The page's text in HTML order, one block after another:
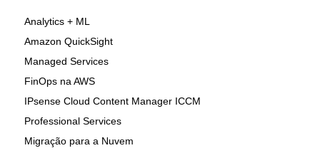
Analytics + ML
Amazon QuickSight
Managed Services
FinOps na AWS
IPsense Cloud Content Manager ICCM
Professional Services
Migração para a Nuvem